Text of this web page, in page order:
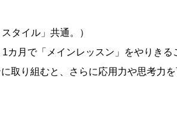
タイル」共通。）
月で「メインレッスン」をやりきる
取り組むと、さらに応用力や思考力